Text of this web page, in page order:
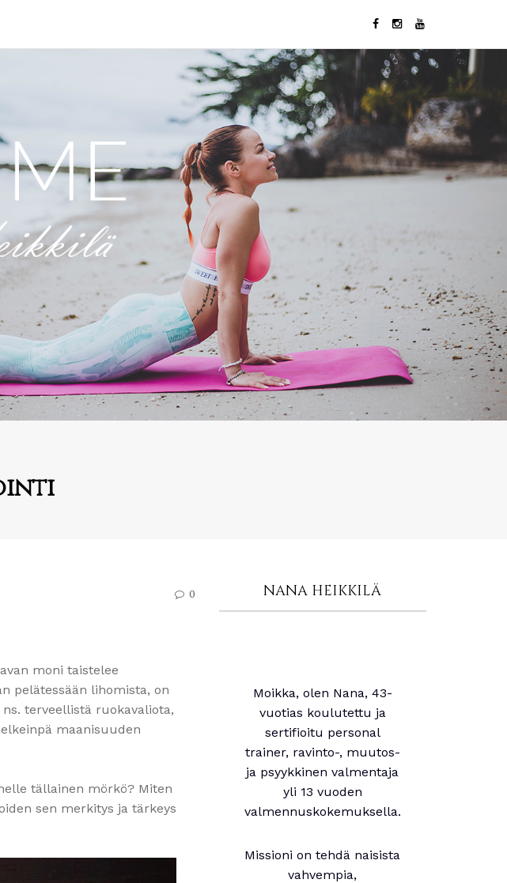
0
moni taistelee
pelätessään lihomista, on
terveellistä ruokavaliota,
maanisuuden
tällainen mörkö? Miten
sen merkitys ja tärkeys
NANA HEIKKILÄ
Moikka, olen Nana, 43-
vuotias koulutettu ja
sertifioitu personal
trainer, ravinto-, muutos-
ja psyykkinen valmentaja
yli 13 vuoden
valmennuskokemuksella.
Missioni on tehdä naisista
vahvempia,